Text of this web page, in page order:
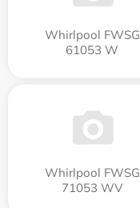
Whirlpool FWSG
61053 W
Whirlpool FWSG
71053 WV